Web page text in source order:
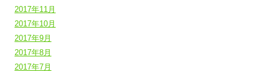
2017年11月
2017年10月
2017年9月
2017年8月
2017年7月